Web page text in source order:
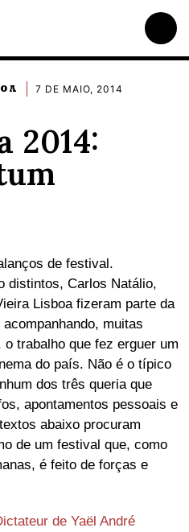
7 DE MAIO, 2014
2014:
de festival.
distintos, Carlos Natálio,
Lisboa fizeram parte da
muitas
o trabalho que fez erguer um
do país. Não é o típico
dos três queria que
apontamentos pessoais e
abaixo procuram
de um festival que, como
é feito de forças e